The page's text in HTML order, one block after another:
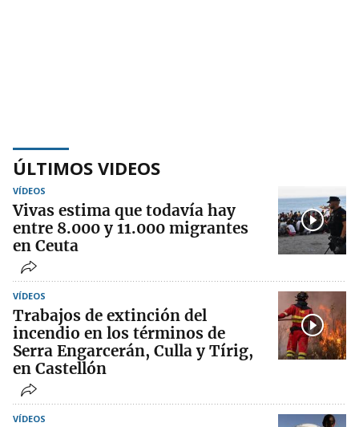
ÚLTIMOS VIDEOS
VÍDEOS
Vivas estima que todavía hay
entre 8.000 y 11.000 migrantes
en Ceuta
VÍDEOS
Trabajos de extinción del
incendio en los términos de
Serra Engarcerán, Culla y Tírig,
en Castellón
VÍDEOS